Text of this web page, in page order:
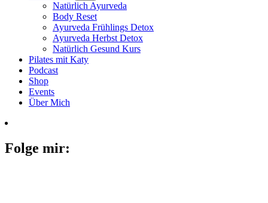
Natürlich Ayurveda
Body Reset
Ayurveda Frühlings Detox
Ayurveda Herbst Detox
Natürlich Gesund Kurs
Pilates mit Katy
Podcast
Shop
Events
Über Mich
Folge mir: